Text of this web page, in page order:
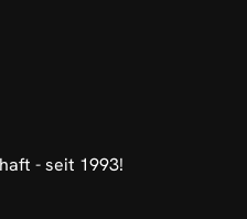
- seit 1993!